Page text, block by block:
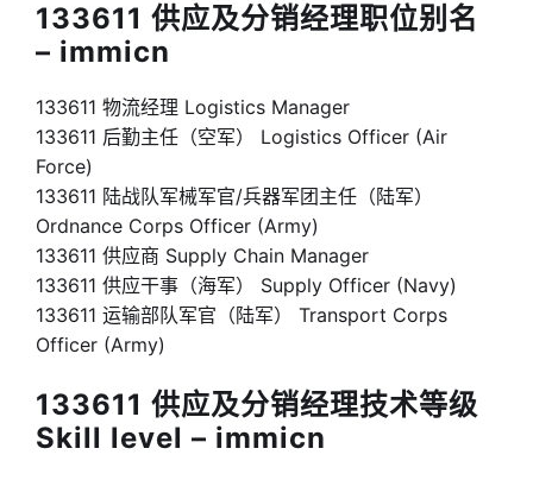
133611 供应及分销经理职位别名
– immicn
133611 物流经理 Logistics Manager
133611 后勤主任（空军） Logistics Officer (Air
Force)
133611 陆战队军械军官/兵器军团主任（陆军）
Ordnance Corps Officer (Army)
133611 供应商 Supply Chain Manager
133611 供应干事（海军） Supply Officer (Navy)
133611 运输部队军官（陆军） Transport Corps
Officer (Army)
133611 供应及分销经理技术等级
Skill level – immicn